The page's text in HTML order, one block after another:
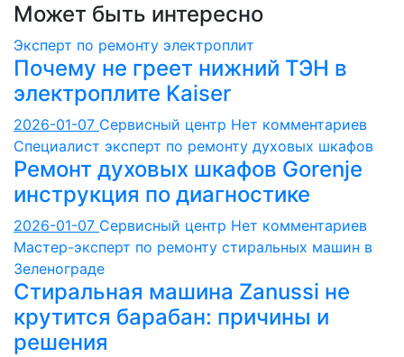
Может быть интересно
Эксперт по ремонту электроплит
Почему не греет нижний ТЭН в
электроплите Kaiser
2026-01-07 Сервисный центр Нет комментариев
Специалист эксперт по ремонту духовых шкафов
Ремонт духовых шкафов Gorenje
инструкция по диагностике
2026-01-07 Сервисный центр Нет комментариев
Мастер-эксперт по ремонту стиральных машин в
Зеленограде
Стиральная машина Zanussi не
крутится барабан: причины и
решения